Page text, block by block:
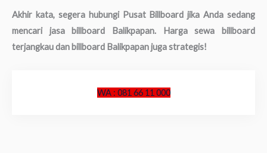
Akhir kata, segera hubungi Pusat Billboard jika Anda sedang
mencari jasa billboard Balikpapan. Harga sewa billboard
terjangkau dan billboard Balikpapan juga strategis!
WA : 081 66 11 000